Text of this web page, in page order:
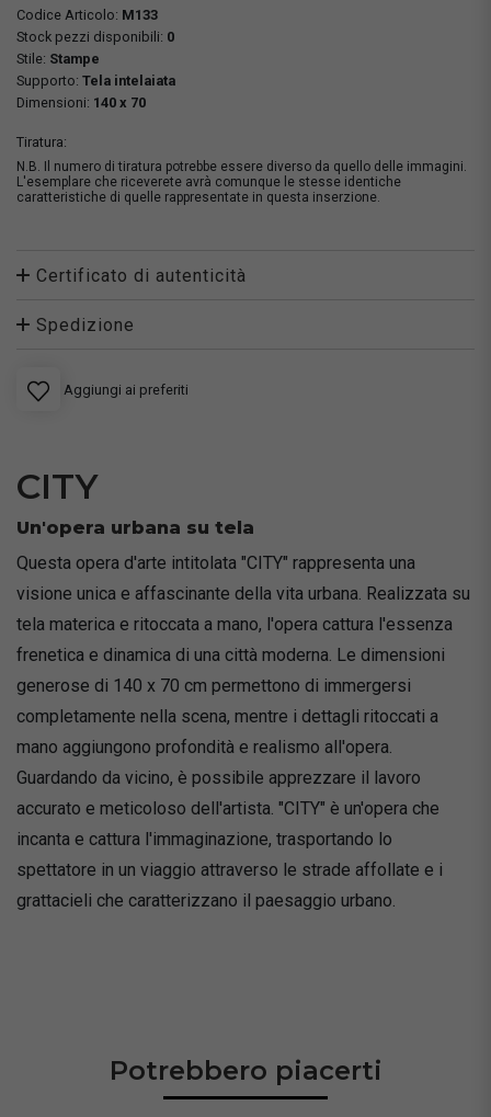
Codice Articolo: M133
Stock pezzi disponibili: 0
Stile: Stampe
Supporto: Tela intelaiata
Dimensioni: 140 x 70
Tiratura:
N.B. Il numero di tiratura potrebbe essere diverso da quello delle immagini.
L'esemplare che riceverete avrà comunque le stesse identiche
caratteristiche di quelle rappresentate in questa inserzione.
Certificato di autenticità
Spedizione
Aggiungi ai preferiti
CITY
Un'opera urbana su tela
Questa opera d'arte intitolata "CITY" rappresenta una
visione unica e affascinante della vita urbana. Realizzata su
tela materica e ritoccata a mano, l'opera cattura l'essenza
frenetica e dinamica di una città moderna. Le dimensioni
generose di 140 x 70 cm permettono di immergersi
completamente nella scena, mentre i dettagli ritoccati a
mano aggiungono profondità e realismo all'opera.
Guardando da vicino, è possibile apprezzare il lavoro
accurato e meticoloso dell'artista. "CITY" è un'opera che
incanta e cattura l'immaginazione, trasportando lo
spettatore in un viaggio attraverso le strade affollate e i
grattacieli che caratterizzano il paesaggio urbano.
Potrebbero piacerti